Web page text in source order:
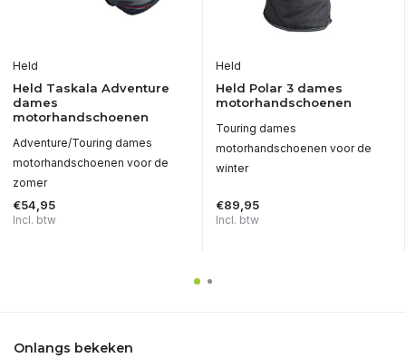
Held
Held Taskala Adventure
dames
motorhandschoenen
Adventure/Touring dames
motorhandschoenen voor de
zomer
€54,95
Incl. btw
Held
Held Polar 3 dames
motorhandschoenen
Touring dames
motorhandschoenen voor de
winter
€89,95
Incl. btw
Onlangs bekeken